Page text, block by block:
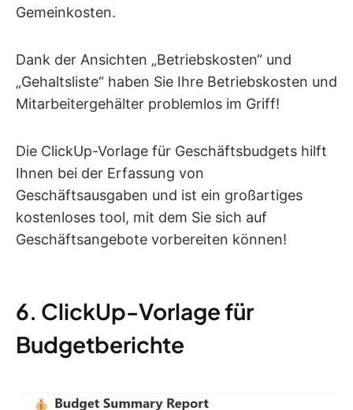
Gemeinkosten.
Dank der Ansichten „Betriebskosten“ und
„Gehaltsliste“ haben Sie Ihre Betriebskosten und
Mitarbeitergehälter problemlos im Griff!
Die ClickUp-Vorlage für Geschäftsbudgets hilft
Ihnen bei der Erfassung von
Geschäftsausgaben und ist ein großartiges
kostenloses tool, mit dem Sie sich auf
Geschäftsangebote vorbereiten können!
6. ClickUp-Vorlage für
Budgetberichte